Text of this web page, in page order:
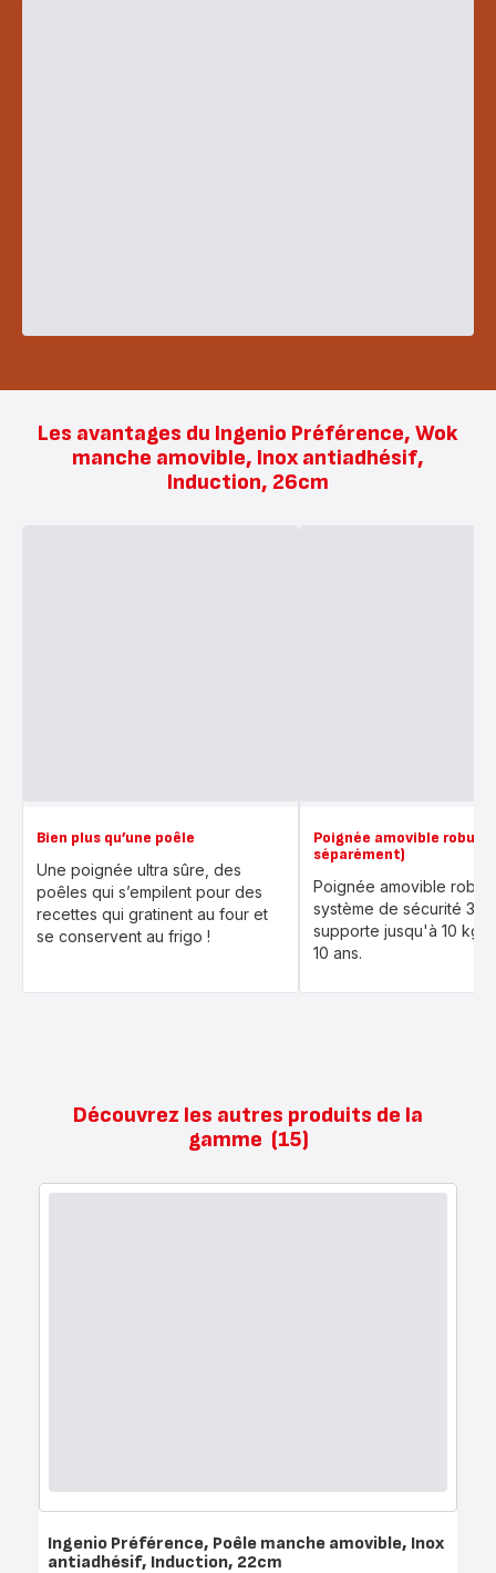
Les avantages du Ingenio Préférence, Wok
manche amovible, Inox antiadhésif,
Induction, 26cm
Bien plus qu’une poêle
Une poignée ultra sûre, des
poêles qui s’empilent pour des
recettes qui gratinent au four et
se conservent au frigo !
Poignée amovible
séparément)
Poignée amovible
système de sécurité 3
supporte jusqu'à 10 kg,
10 ans.
Découvrez les autres produits de la
gamme (15)
Ingenio Préférence, Poêle manche amovible, Inox
antiadhésif, Induction, 22cm
Note